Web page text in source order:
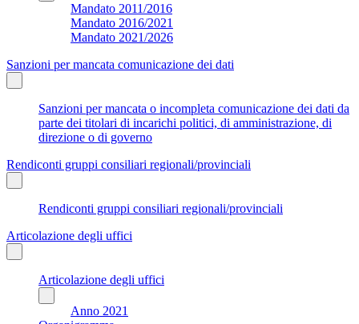
Mandato 2011/2016
Mandato 2016/2021
Mandato 2021/2026
Sanzioni per mancata comunicazione dei dati
Sanzioni per mancata o incompleta comunicazione dei dati da
parte dei titolari di incarichi politici, di amministrazione, di
direzione o di governo
Rendiconti gruppi consiliari regionali/provinciali
Rendiconti gruppi consiliari regionali/provinciali
Articolazione degli uffici
Articolazione degli uffici
Anno 2021